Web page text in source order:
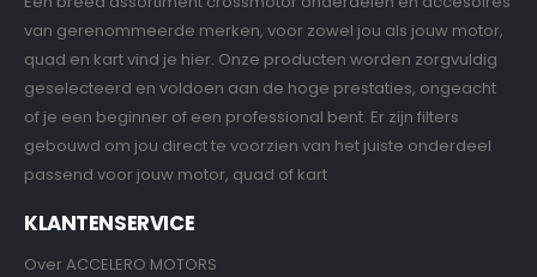
van gerenommeerde merken, voor zowel jou als jouw motor,
quad en kart vind je hier. Onze producten worden zorgvuldig
geselecteerd en voldoen aan de hoge prestaties, ongeacht
of je een beginner of een professional bent. Er zijn filters
gebouwd om jou direct te voorzien van het juiste onderdeel
passend voor jouw motor, quad of kart
KLANTENSERVICE
Over ACCELERO MOTORS